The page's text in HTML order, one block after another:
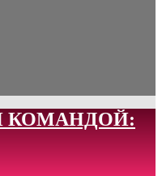
КОМАНДОЙ: